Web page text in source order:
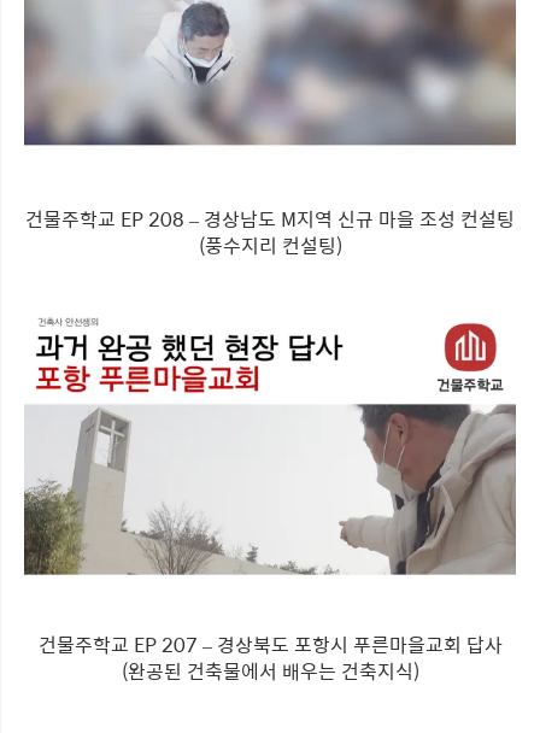
건물주학교 EP 208 – 경상남도 M지역 신규 마을 조성 컨설팅
(풍수지리 컨설팅)
건물주학교 EP 207 – 경상북도 포항시 푸른마을교회 답사
(완공된 건축물에서 배우는 건축지식)